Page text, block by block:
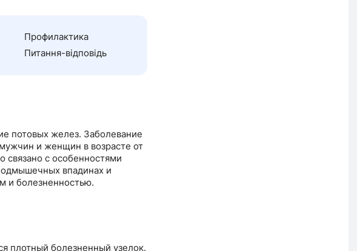
Профилактика
Питання-відповідь
потовых желез. Заболевание
и женщин в возрасте от
связано с особенностями
впадинах и
и болезненностью.
плотный болезненный узелок.